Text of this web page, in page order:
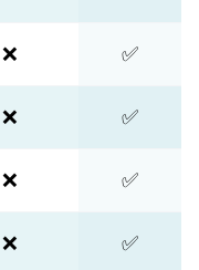
❌ ✅
❌ ✅
❌ ✅
❌ ✅